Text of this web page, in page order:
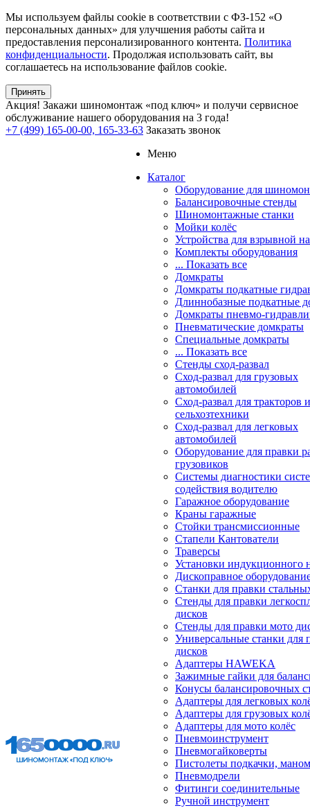
Мы используем файлы cookie в соответствии с ФЗ-152 «О
персональных данных» для улучшения работы сайта и
предоставления персонализированного контента. Политика
конфиденциальности. Продолжая использовать сайт, вы
соглашаетесь на использование файлов cookie.
Принять
Акция! Закажи шиномонтаж «под ключ» и получи сервисное
обслуживание нашего оборудования на 3 года!
+7 (499) 165-00-00, 165-33-63 Заказать звонок
Меню
Каталог
Оборудование для
Балансировочные стенды
Шиномонтажные станки
Мойки колёс
Устройства для взрывной
Комплекты оборудования
... Показать все
Домкраты
Домкраты подкатные
Длиннобазные подкатные
Домкраты пневмо-
Пневматические домкраты
Специальные домкраты
... Показать все
Стенды сход-развал
Сход-развал для грузовых
автомобилей
Сход-развал для тракторов и
сельхозтехники
Сход-развал для легковых
автомобилей
Оборудование для правки
грузовиков
Системы диагностики
содействия водителю
Гаражное оборудование
Краны гаражные
Стойки трансмиссионные
Стапели Кантователи
Траверсы
Установки индукционного
Дископравное
Станки для правки
Стенды для правки
дисков
Стенды для правки мото
Универсальные станки для
дисков
Адаптеры HAWEKA
Зажимные гайки для
Конусы балансировочных
Адаптеры для легковых
Адаптеры для грузовых
Адаптеры для мото колёс
Пневмоинструмент
Пневмогайковерты
Пистолеты подкачки,
Пневмодрели
Фитинги соединительные
Ручной инструмент